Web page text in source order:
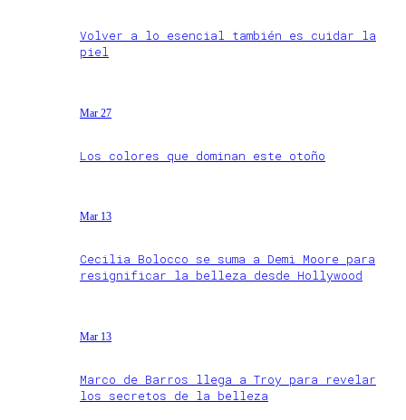
Volver a lo esencial también es cuidar la
piel
Mar 27
Los colores que dominan este otoño
Mar 13
Cecilia Bolocco se suma a Demi Moore para
resignificar la belleza desde Hollywood
Mar 13
Marco de Barros llega a Troy para revelar
los secretos de la belleza